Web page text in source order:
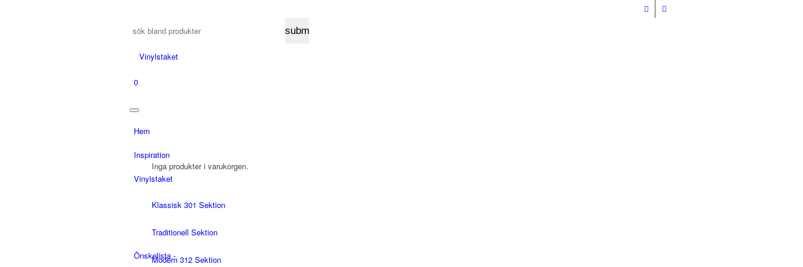
0
Inga produkter i varukorgen.
Önskelista -
Hem
Inspiration
Vinylstaket
Klassisk 301 Sektion
Traditionell Sektion
Modern 312 Sektion